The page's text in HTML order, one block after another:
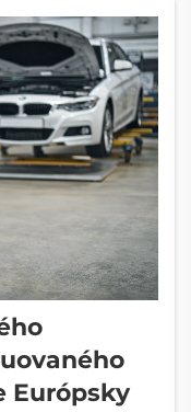
hovoríme o
Európsky